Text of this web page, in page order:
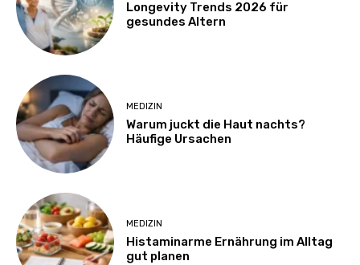
Longevity Trends 2026 für
gesundes Altern
MEDIZIN
Warum juckt die Haut nachts?
Häufige Ursachen
MEDIZIN
Histaminarme Ernährung im Alltag
gut planen